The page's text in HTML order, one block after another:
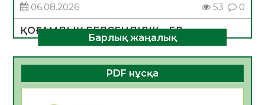
06.08.2026
53 0
ҚОҒАМДЫҚ БЕЛСЕНДІЛІК – ЕЛ
ДАМУЫНЫҢ НЕГІЗІ
06.08.2026
51 0
ҚҰРЫЛТАЙ САЙЛАУЫ – БОЛАШАҚҚА
БАСТАР ЖАУАПТЫ ТАҢДАУ
Барлық жаңалық
PDF нұсқа